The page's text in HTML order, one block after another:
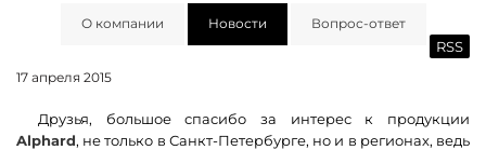
О компании Новости Вопрос-ответ
RSS
17 апреля 2015
Друзья, большое спасибо за интерес к продукции
Alphard, не только в Санкт-Петербурге, но и в регионах, ведь